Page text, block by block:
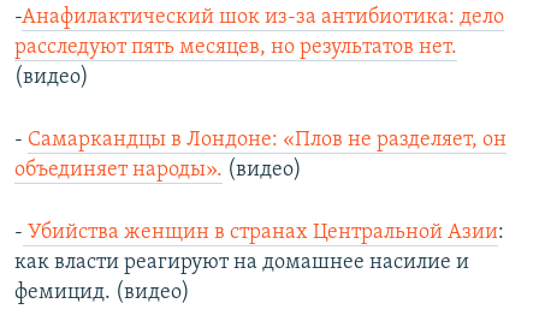
-Анафилактический шок из-за антибиотика: дело
расследуют пять месяцев, но результатов нет.
(видео)
- Самаркандцы в Лондоне: «Плов не разделяет, он
объединяет народы». (видео)
- Убийства женщин в странах Центральной Азии:
как власти реагируют на домашнее насилие и
фемицид. (видео)